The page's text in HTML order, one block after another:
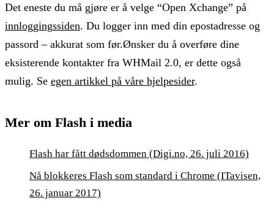
Det eneste du må gjøre er å velge “Open Xchange” på
innloggingssiden. Du logger inn med din epostadresse og
passord – akkurat som før.Ønsker du å overføre dine
eksisterende kontakter fra WHMail 2.0, er dette også
mulig. Se egen artikkel på våre hjelpesider.
Mer om Flash i media
Flash har fått dødsdommen (Digi.no, 26. juli 2016)
Nå blokkeres Flash som standard i Chrome (ITavisen,
26. januar 2017)